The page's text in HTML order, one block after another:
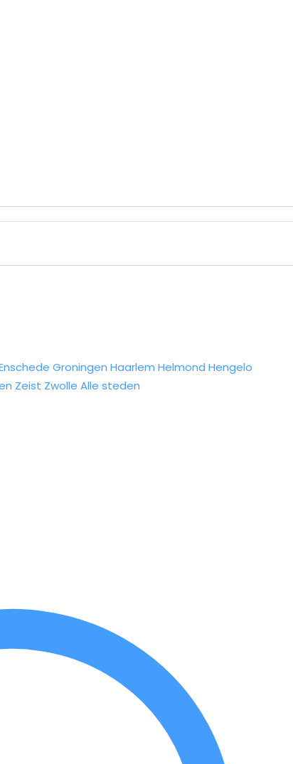
Groningen Haarlem Helmond Hengelo
Zeist Zwolle Alle steden